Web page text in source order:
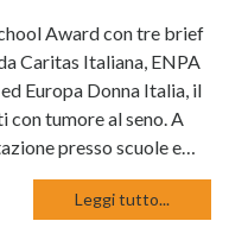
Award con tre brief
Caritas Italiana, ENPA
Europa Donna Italia, il
tumore al seno. A
presso scuole e…
Leggi tutto...